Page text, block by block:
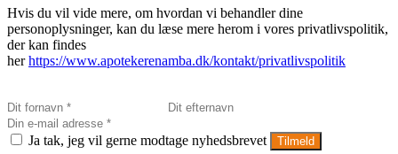
Hvis du vil vide mere, om hvordan vi behandler dine
personoplysninger, kan du læse mere herom i vores privatlivspolitik,
der kan findes
herhttps://www.apotekerenamba.dk/kontakt/privatlivspolitik
Ja tak, jeg vil gerne modtage nyhedsbrevet Tilmeld